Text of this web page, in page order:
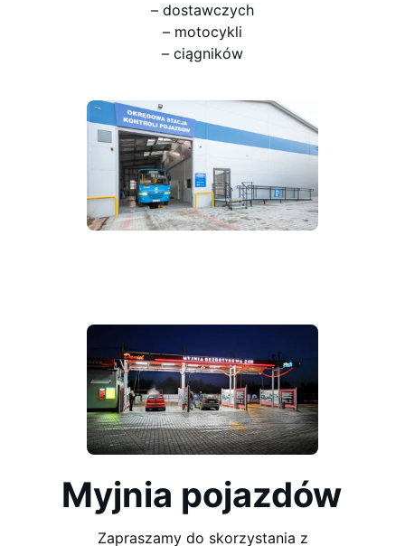
– dostawczych
– motocykli
– ciągników
Myjnia pojazdów
Zapraszamy do skorzystania z